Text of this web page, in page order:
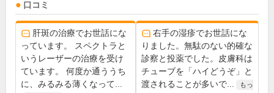
口コミ
肝斑の治療でお世話にな
っています。 スペクトラと
いうレーザーの治療を受け
ています。 何度か通ううち
に、みるみる薄くなって...
右手の湿疹でお世話にな
りました。無駄のない的確な
診察と投薬でした。皮膚科は
チューブを「ハイどうぞ」と
渡されることが多いで...
もっ